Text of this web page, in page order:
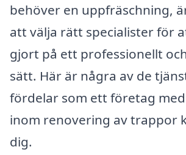
behöver en uppfräschning,
att välja rätt specialister för
gjort på ett professionellt
sätt. Här är några av de
fördelar som ett företag
inom renovering av trappor
dig.